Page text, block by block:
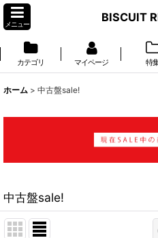
メニュー
BISCUIT
カテゴリ マイページ 特
ホーム > 中古盤sale!
中古盤sale!